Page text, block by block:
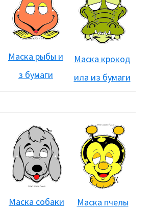
Маска рыбы и
з бумаги
Маска крокод
ила из бумаги
Маска собаки
Маска пчелы